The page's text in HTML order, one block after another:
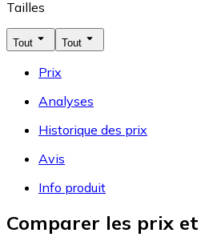
Tailles
Tout Tout
Prix
Analyses
Historique des prix
Avis
Info produit
Comparer les prix et